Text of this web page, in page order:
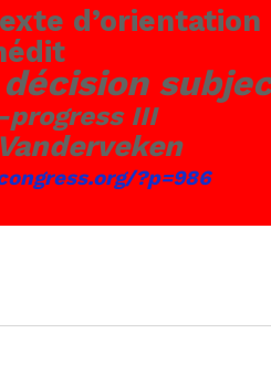
d’orientation
III
?p=986